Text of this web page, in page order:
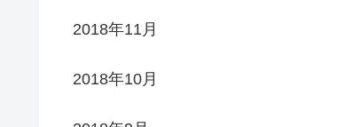
2018年11月
2018年10月